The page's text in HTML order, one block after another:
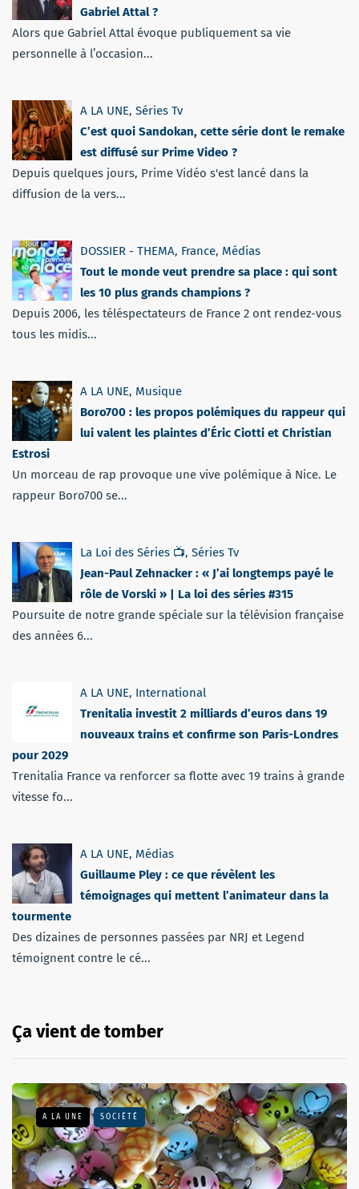
Gabriel Attal ?
Alors que Gabriel Attal évoque publiquement sa vie
personnelle à l’occasion...
A LA UNE, Séries Tv
C’est quoi Sandokan, cette série dont le remake
est diffusé sur Prime Video ?
Depuis quelques jours, Prime Vidéo s'est lancé dans la
diffusion de la vers...
DOSSIER - THEMA, France, Médias
Tout le monde veut prendre sa place : qui sont
les 10 plus grands champions ?
Depuis 2006, les téléspectateurs de France 2 ont rendez-vous
tous les midis...
A LA UNE, Musique
Boro700 : les propos polémiques du rappeur qui
lui valent les plaintes d’Éric Ciotti et Christian
Estrosi
Un morceau de rap provoque une vive polémique à Nice. Le
rappeur Boro700 se...
La Loi des Séries 📺, Séries Tv
Jean-Paul Zehnacker : « J’ai longtemps payé le
rôle de Vorski » | La loi des séries #315
Poursuite de notre grande spéciale sur la télévision française
des années 6...
A LA UNE, International
Trenitalia investit 2 milliards d’euros dans 19
nouveaux trains et confirme son Paris-Londres
pour 2029
Trenitalia France va renforcer sa flotte avec 19 trains à grande
vitesse fo...
A LA UNE, Médias
Guillaume Pley : ce que révèlent les
témoignages qui mettent l’animateur dans la
tourmente
Des dizaines de personnes passées par NRJ et Legend
témoignent contre le cé...
Ça vient de tomber
A LA UNE SOCIÉTÉ